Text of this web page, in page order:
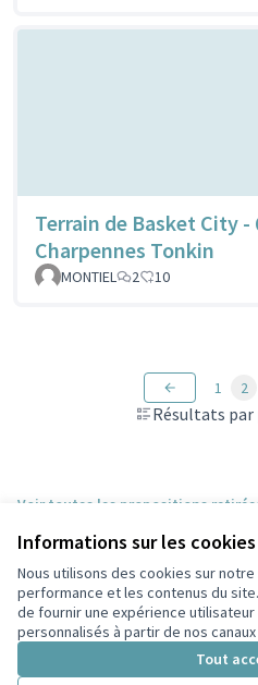
Informations sur les
Nous utilisons des cookies sur
performance et les contenus du
de fournir une expérience utilisateur
personnalisés à partir de nos
Tout
Terrain de Basket City
Charpennes Tonkin
MONTIEL 2 10
Résultats par
1 2
Voir toutes les propositions
Conditions d'utilisation
Paramètres des cookies
Participez Villeurbanne sur X
(Lien externe)
Participez Villeurbanne sur
Participez Villeurbanne
Participez
(Lien externe)